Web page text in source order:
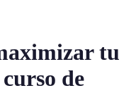
tu
de